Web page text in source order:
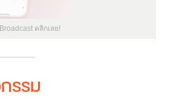
คลิกเลย!
รรม